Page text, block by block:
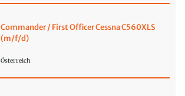
Commander / First Officer Cessna C560XLS
(m/f/d)
Österreich